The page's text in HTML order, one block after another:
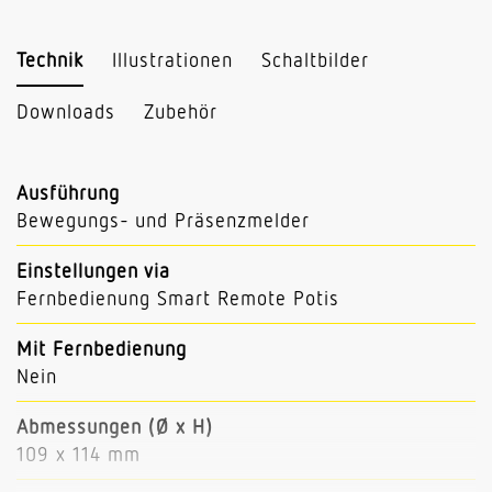
Technik Illustrationen Schaltbilder
Downloads Zubehör
Ausführung
Bewegungs- und Präsenzmelder
Einstellungen via
Fernbedienung Smart Remote Potis
Mit Fernbedienung
Nein
Abmessungen (Ø x H)
109 x 114 mm